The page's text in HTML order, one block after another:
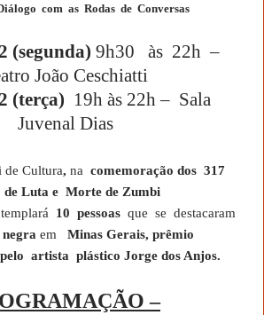
com as Rodas de Conversas
(segunda) 9h30 às 22h –
João Ceschiatti
(terça) 19h às 22h – Sala
Juvenal Dias
Cultura, na comemoração dos 317
de Luta e Morte de Zumbi
10 pessoas que se destacaram
em Minas Gerais, prêmio
artista plástico Jorge dos Anjos.
–